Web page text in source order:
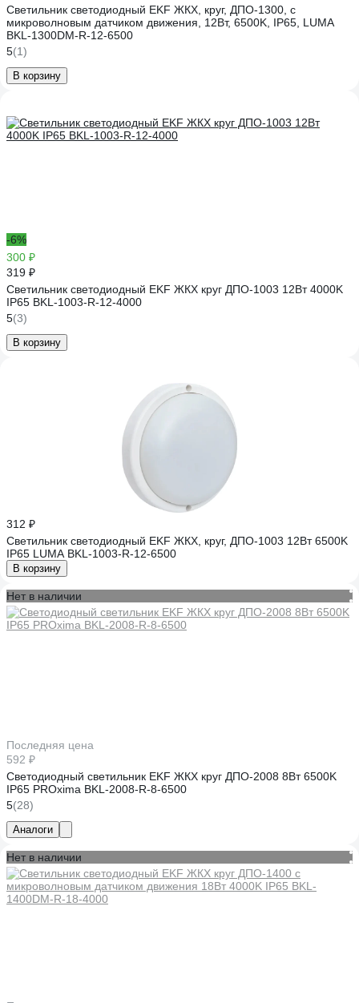
Светильник светодиодный EKF ЖКХ, круг, ДПО-1300, с
микроволновым датчиком движения, 12Вт, 6500K, IP65, LUMA
BKL-1300DM-R-12-6500
5(1)
В корзину
-6%
300 ₽
319 ₽
Светильник светодиодный EKF ЖКХ круг ДПО-1003 12Вт 4000K
IP65 BKL-1003-R-12-4000
5(3)
В корзину
312 ₽
Светильник светодиодный EKF ЖКХ, круг, ДПО-1003 12Вт 6500K
IP65 LUMA BKL-1003-R-12-6500
В корзину
Нет в наличии
Последняя цена
592 ₽
Светодиодный светильник EKF ЖКХ круг ДПО-2008 8Вт 6500K
IP65 PROxima BKL-2008-R-8-6500
5(28)
Аналоги
Нет в наличии